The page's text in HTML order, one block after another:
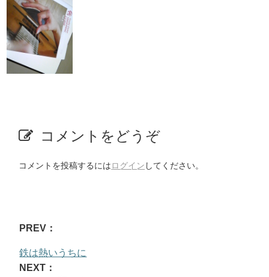
コメントをどうぞ
コメントを投稿するにはログイン してください。
PREV：
鉄は熱いうちに
NEXT：